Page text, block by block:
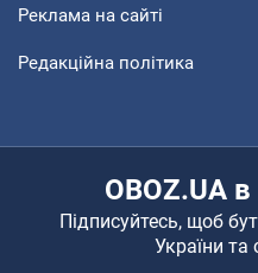
Реклама на сайті
Редакційна політика
OBOZ.UA
Підписуйтесь, щоб
України та